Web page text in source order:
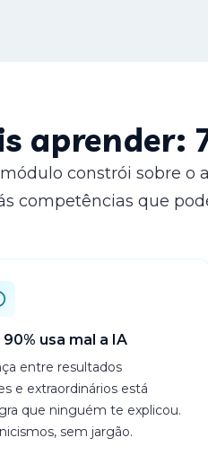
aprender:
constrói sobre o
competências que
usa mal a IA
entre resultados
e extraordinários está
que ninguém te explicou.
sem jargão.